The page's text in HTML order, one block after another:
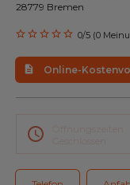
Online-
Die Marke
Leistungen
Angebote
28779 Bremen
0/5 (0
Online-